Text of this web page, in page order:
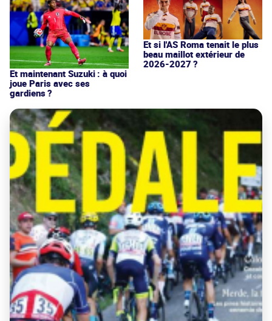
Et maintenant Suzuki : à quoi
joue Paris avec ses
gardiens ?
Et si l'AS Roma tenait le plus
beau maillot extérieur de
2026-2027 ?